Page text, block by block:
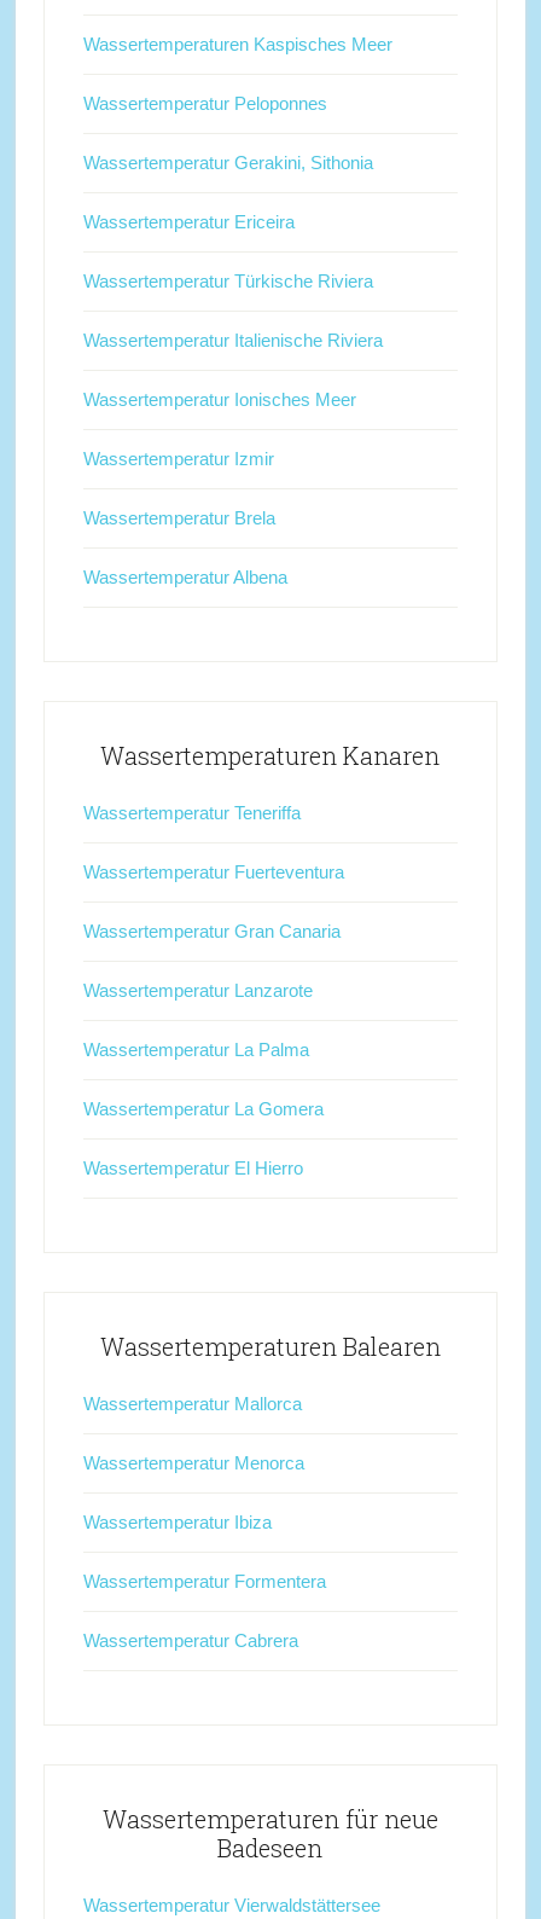
Wassertemperaturen Kaspisches Meer
Wassertemperatur Peloponnes
Wassertemperatur Gerakini, Sithonia
Wassertemperatur Ericeira
Wassertemperatur Türkische Riviera
Wassertemperatur Italienische Riviera
Wassertemperatur Ionisches Meer
Wassertemperatur Izmir
Wassertemperatur Brela
Wassertemperatur Albena
Wassertemperaturen Kanaren
Wassertemperatur Teneriffa
Wassertemperatur Fuerteventura
Wassertemperatur Gran Canaria
Wassertemperatur Lanzarote
Wassertemperatur La Palma
Wassertemperatur La Gomera
Wassertemperatur El Hierro
Wassertemperaturen Balearen
Wassertemperatur Mallorca
Wassertemperatur Menorca
Wassertemperatur Ibiza
Wassertemperatur Formentera
Wassertemperatur Cabrera
Wassertemperaturen für neue
Badeseen
Wassertemperatur Vierwaldstättersee